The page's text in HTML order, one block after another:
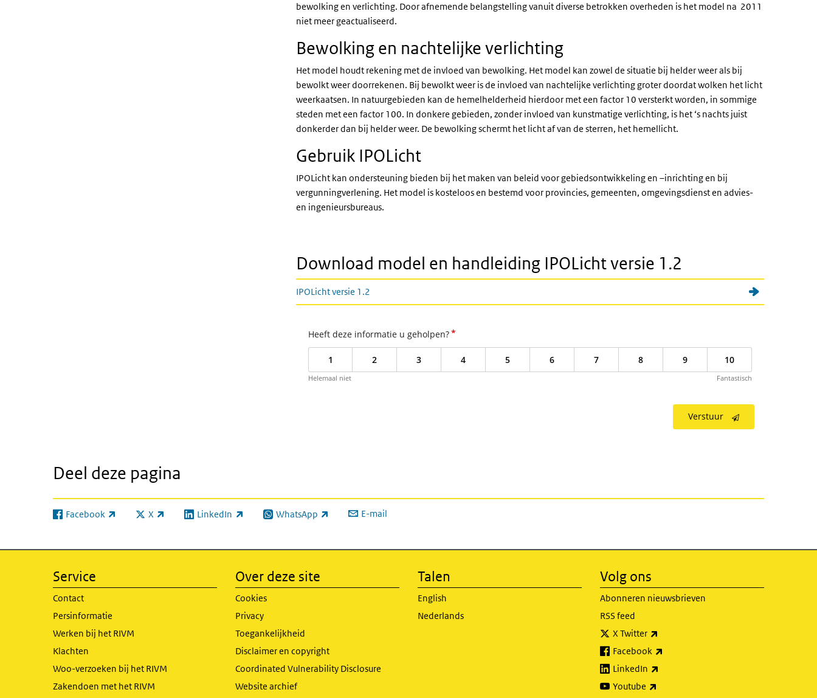
bewolking en verlichting. Door afnemende belangstelling vanuit diverse betrokken overheden is het model na 2011
niet meer geactualiseerd.
Bewolking en nachtelijke verlichting
Het model houdt rekening met de invloed van bewolking. Het model kan zowel de situatie bij helder weer als bij
bewolkt weer doorrekenen. Bij bewolkt weer is de invloed van nachtelijke verlichting groter doordat wolken het licht
weerkaatsen. In natuurgebieden kan de hemelhelderheid hierdoor met een factor 10 versterkt worden, in sommige
steden met een factor 100. In donkere gebieden, zonder invloed van kunstmatige verlichting, is het ‘s nachts juist
donkerder dan bij helder weer. De bewolking schermt het licht af van de sterren, het hemellicht.
Gebruik IPOLicht
IPOLicht kan ondersteuning bieden bij het maken van beleid voor gebiedsontwikkeling en –inrichting en bij
vergunningverlening. Het model is kosteloos en bestemd voor provincies, gemeenten, omgevingsdienst en advies-
en ingenieursbureaus.
Download model en handleiding IPOLicht versie 1.2
IPOLicht versie 1.2
Heeft deze informatie u geholpen?*
1 2 3 4 5 6 7 8 9 10
Helemaal niet Fantastisch
Verstuur
Deel deze pagina
Facebook
(externe link) X
(externe link) LinkedIn
(externe link) WhatsApp
(externe link) E-mail
Service
Contact
Persinformatie
Werken bij het RIVM
Klachten
Woo-verzoeken bij het RIVM
Zakendoen met het RIVM
Over deze site
Cookies
Privacy
Toegankelijkheid
Disclaimer en copyright
Coordinated Vulnerability Disclosure
Website archief
Talen
English
Nederlands
Volg ons
Abonneren nieuwsbrieven
RSS feed
X Twitter
Facebook
LinkedIn
Youtube